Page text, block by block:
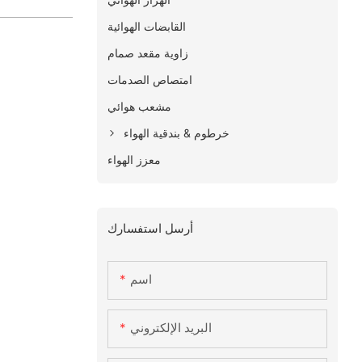
القابضات الهوائية
زاوية مقعد صمام
امتصاص الصدمات
مشعب هوائي
خرطوم & بندقية الهواء
معزز الهواء
أرسل استفسارك
اسم
البريد الإلكتروني